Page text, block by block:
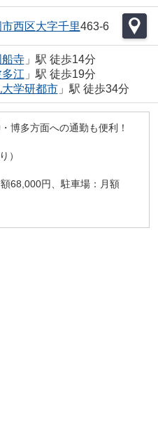
西区大字千里463-6
船寺」駅 徒歩14分
多江」駅 徒歩19分
大学研都市」駅 徒歩34分
博多方面への通勤も便利！
）
68,000円、駐車場：月額